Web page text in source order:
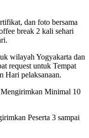
dan foto bersama
break 2 kali sehari
wilayah Yogyakarta dan
request untuk Tempat
Hari pelaksanaan.
Minimal 10
Peserta 3 sampai